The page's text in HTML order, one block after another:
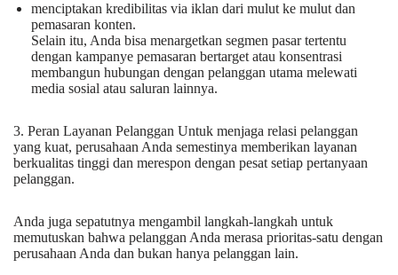
menciptakan kredibilitas via iklan dari mulut ke mulut dan
pemasaran konten.
Selain itu, Anda bisa menargetkan segmen pasar tertentu
dengan kampanye pemasaran bertarget atau konsentrasi
membangun hubungan dengan pelanggan utama melewati
media sosial atau saluran lainnya.
3. Peran Layanan Pelanggan Untuk menjaga relasi pelanggan
yang kuat, perusahaan Anda semestinya memberikan layanan
berkualitas tinggi dan merespon dengan pesat setiap pertanyaan
pelanggan.
Anda juga sepatutnya mengambil langkah-langkah untuk
memutuskan bahwa pelanggan Anda merasa prioritas-satu dengan
perusahaan Anda dan bukan hanya pelanggan lain.